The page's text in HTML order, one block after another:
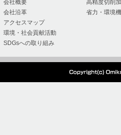
『超硬Mドリル』の
た。
本社工場移設、生産
会社概要
会社沿革
アクセスマップ
環境・社会貢献活動
SDGsへの取り組み
高精度切削
省力・環境